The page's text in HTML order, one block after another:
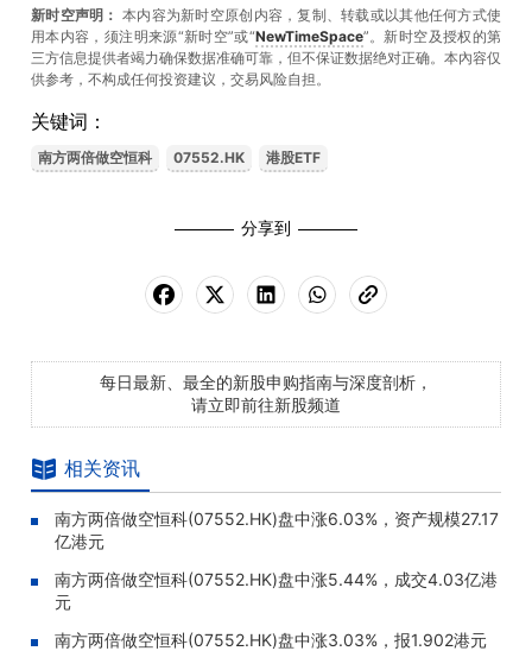
新时空声明： 本内容为新时空原创内容，复制、转载或以其他任何方式使
用本内容，须注明来源“新时空”或“NewTimeSpace”。新时空及授权的第
三方信息提供者竭力确保数据准确可靠，但不保证数据绝对正确。本內容仅
供参考，不构成任何投资建议，交易风险自担。
关键词：
南方两倍做空恒科 07552.HK 港股ETF
分享到
每日最新、最全的新股申购指南与深度剖析，
请立即前往新股频道
相关资讯
南方两倍做空恒科(07552.HK)盘中涨6.03%，资产规模27.17
亿港元
南方两倍做空恒科(07552.HK)盘中涨5.44%，成交4.03亿港
元
南方两倍做空恒科(07552.HK)盘中涨3.03%，报1.902港元